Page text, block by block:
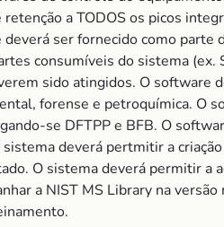
a TODOS os picos
ser fornecido como parte
consumíveis do sistema
sido atingidos. O software
forense e petroquímica. O
se DFTPP e BFB. O
deverá pertmitir a
O sistema deverá permitir a
a NIST MS Library na